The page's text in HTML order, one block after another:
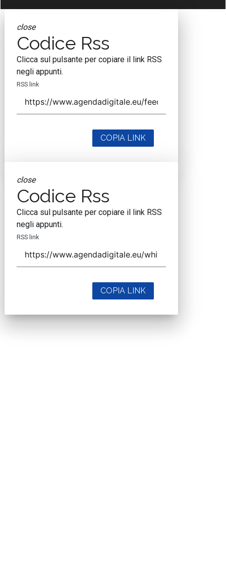
close
Codice Rss
Clicca sul pulsante per copiare il link RSS
negli appunti.
RSS link
COPIA LINK
close
Codice Rss
Clicca sul pulsante per copiare il link RSS
negli appunti.
RSS link
COPIA LINK